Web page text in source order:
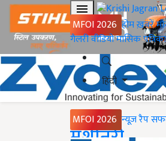
MFOI 2026 होमख़बरें
गैलरीवीडियोमासिक
हिंदी
MFOI 2026 न्यूज़ रैप
Home